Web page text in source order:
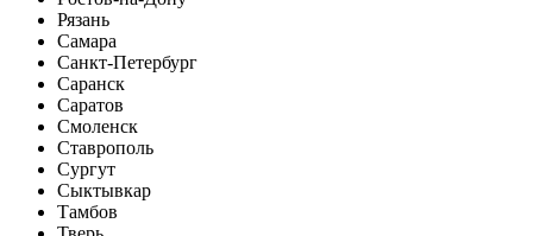
Рязань
Самара
Санкт-Петербург
Саранск
Саратов
Смоленск
Ставрополь
Сургут
Сыктывкар
Тамбов